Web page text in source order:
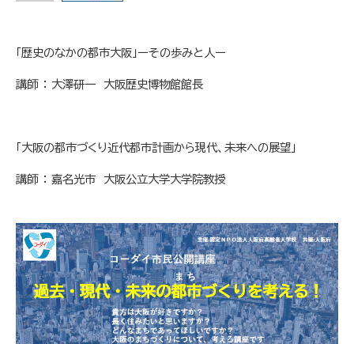
「歴史のなかの都市大阪」ーその歩みと人ー
講師 ： 大澤研一 大阪歴史博物館館長
「大阪の都市づくり近代都市計画から現代、未来への展望」
講師 ： 嘉名光市 大阪公立大学大学院教授